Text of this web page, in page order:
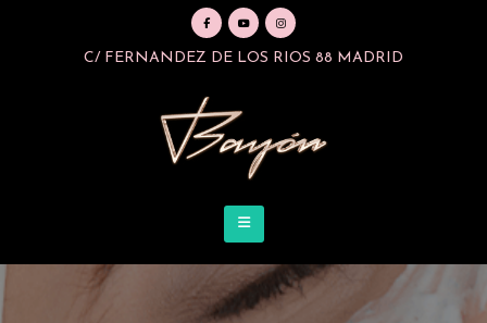
C/ FERNANDEZ DE LOS RIOS 88 MADRID